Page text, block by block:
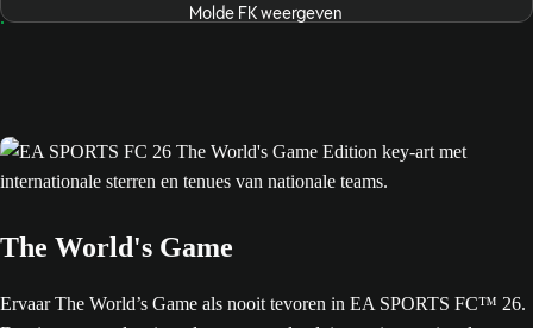
Molde FK weergeven
The World's Game
Ervaar The World’s Game als nooit tevoren in EA SPORTS FC™ 26.